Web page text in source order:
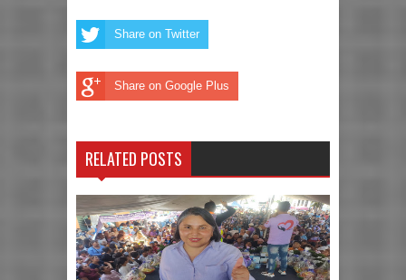
Share on Twitter
Share on Google Plus
RELATED POSTS